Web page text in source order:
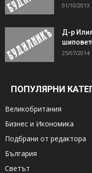
01/10/2013
Д-р
25/07/2014
ПОПУЛЯРНИ
Великобритания
Бизнес и Икономика
Подбрани от редактора
България
Светът